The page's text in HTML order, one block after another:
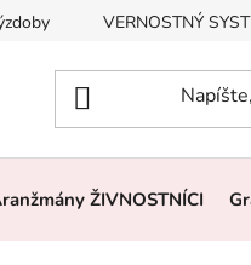
VERNOSTNÝ
ŽIVNOSTNÍCI